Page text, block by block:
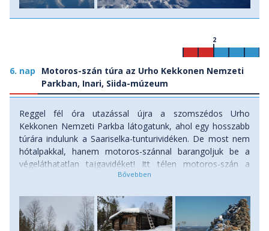
6. nap
Motoros-szán túra az Urho Kekkonen Nemzeti
Parkban, Inari, Siida-múzeum
2
Reggel fél óra utazással újra a szomszédos Urho
Kekkonen Nemzeti Parkba látogatunk, ahol egy hosszabb
túrára indulunk a Saariselka-tunturividéken. De most nem
hótalpakkal, hanem motoros-szánnal barangoljuk be a
végeláthatatlan tajgavidéket! Itt télen motoros-szán a
nemzeti közlekedőeszköz, így mindenhol jól jelzett utak
nyüzsgő sípályákat, a behavazott téli tajga végtelen
magánya fogad. Több tunturit is „megmászunk”,
patakvölgyekben, fenyvesekben, befagyott tavak partján